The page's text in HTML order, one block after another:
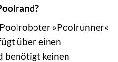
»Poolrunner«
über einen
benötigt keinen